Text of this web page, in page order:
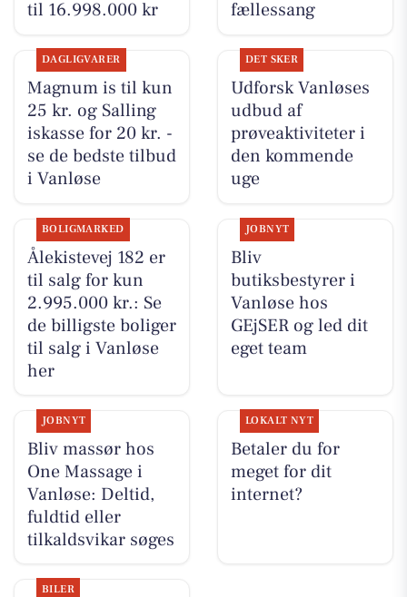
til 16.998.000 kr
fællessang
DAGLIGVARER
Magnum is til kun
25 kr. og Salling
iskasse for 20 kr. -
se de bedste tilbud
i Vanløse
DET SKER
Udforsk Vanløses
udbud af
prøveaktiviteter i
den kommende
uge
BOLIGMARKED
Ålekistevej 182 er
til salg for kun
2.995.000 kr.: Se
de billigste boliger
til salg i Vanløse
her
JOBNYT
Bliv
butiksbestyrer i
Vanløse hos
GEjSER og led dit
eget team
JOBNYT
Bliv massør hos
One Massage i
Vanløse: Deltid,
fuldtid eller
tilkaldsvikar søges
LOKALT NYT
Betaler du for
meget for dit
internet?
BILER